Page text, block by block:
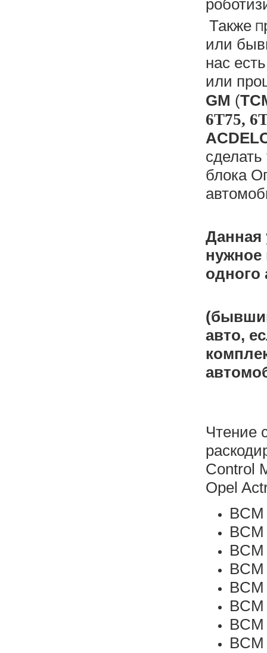
Также П
или
нас
или
GM (
6T75,
блока
Данная
нужное
одного
авто,
Чтение
Control
Opel